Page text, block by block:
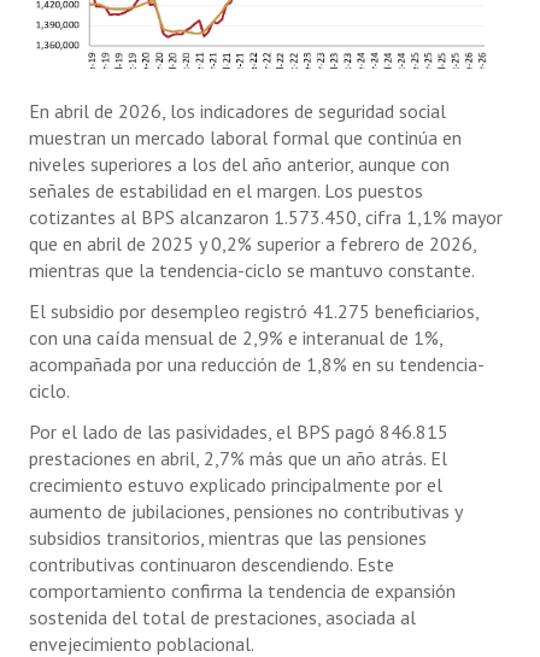
En abril de 2026, los indicadores de seguridad social
muestran un mercado laboral formal que continúa en
niveles superiores a los del año anterior, aunque con
señales de estabilidad en el margen. Los puestos
cotizantes al BPS alcanzaron 1.573.450, cifra 1,1% mayor
que en abril de 2025 y 0,2% superior a febrero de 2026,
mientras que la tendencia-ciclo se mantuvo constante.
El subsidio por desempleo registró 41.275 beneficiarios,
con una caída mensual de 2,9% e interanual de 1%,
acompañada por una reducción de 1,8% en su tendencia-
ciclo.
Por el lado de las pasividades, el BPS pagó 846.815
prestaciones en abril, 2,7% más que un año atrás. El
crecimiento estuvo explicado principalmente por el
aumento de jubilaciones, pensiones no contributivas y
subsidios transitorios, mientras que las pensiones
contributivas continuaron descendiendo. Este
comportamiento confirma la tendencia de expansión
sostenida del total de prestaciones, asociada al
envejecimiento poblacional.